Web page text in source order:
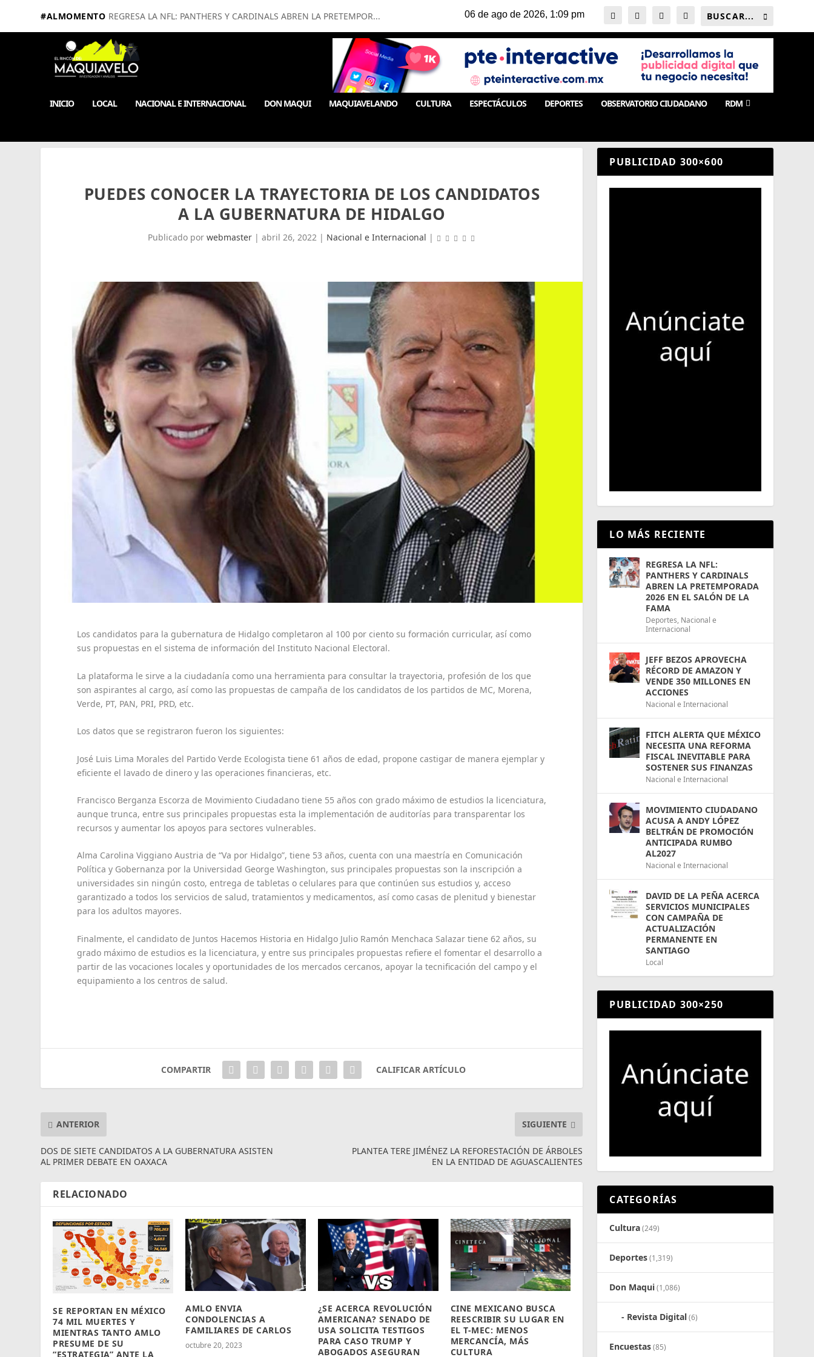
#ALMOMENTO REGRESA LA NFL: PANTHERS Y CARDINALS ABREN LA PRETEMPOR...
INICIO LOCAL NACIONAL E INTERNACIONAL DON MAQUI MAQUIAVELANDO CULTURA ESPECTÁCULOS DEPORTES OBSERVATORIO CIUDADANO RDM
PUEDES CONOCER LA TRAYECTORIA DE LOS CANDIDATOS
A LA GUBERNATURA DE HIDALGO
Publicado por webmaster| abril 26, 2022| Nacional e Internacional |
Los candidatos para la gubernatura de Hidalgo completaron al 100 por ciento su formación curricular, así como
sus propuestas en el sistema de información del Instituto Nacional Electoral.
La plataforma le sirve a la ciudadanía como una herramienta para consultar la trayectoria, profesión de los que
son aspirantes al cargo, así como las propuestas de campaña de los candidatos de los partidos de MC, Morena,
Verde, PT, PAN, PRI, PRD, etc.
Los datos que se registraron fueron los siguientes:
José Luis Lima Morales del Partido Verde Ecologista tiene 61 años de edad, propone castigar de manera ejemplar y
eficiente el lavado de dinero y las operaciones financieras, etc.
Francisco Berganza Escorza de Movimiento Ciudadano tiene 55 años con grado máximo de estudios la licenciatura,
aunque trunca, entre sus principales propuestas esta la implementación de auditorías para transparentar los
recursos y aumentar los apoyos para sectores vulnerables.
Alma Carolina Viggiano Austria de “Va por Hidalgo”, tiene 53 años, cuenta con una maestría en Comunicación
Política y Gobernanza por la Universidad George Washington, sus principales propuestas son la inscripción a
universidades sin ningún costo, entrega de tabletas o celulares para que continúen sus estudios y, acceso
garantizado a todos los servicios de salud, tratamientos y medicamentos, así como casas de plenitud y bienestar
para los adultos mayores.
Finalmente, el candidato de Juntos Hacemos Historia en Hidalgo Julio Ramón Menchaca Salazar tiene 62 años, su
grado máximo de estudios es la licenciatura, y entre sus principales propuestas refiere el fomentar el desarrollo a
partir de las vocaciones locales y oportunidades de los mercados cercanos, apoyar la tecnificación del campo y el
equipamiento a los centros de salud.
COMPARTIR CALIFICAR ARTÍCULO
ANTERIOR
DOS DE SIETE CANDIDATOS A LA GUBERNATURA ASISTEN
AL PRIMER DEBATE EN OAXACA
SIGUIENTE
PLANTEA TERE JIMÉNEZ LA REFORESTACIÓN DE ÁRBOLES
EN LA ENTIDAD DE AGUASCALIENTES
RELACIONADO
SE REPORTAN EN MÉXICO
74 MIL MUERTES Y
MIENTRAS TANTO AMLO
PRESUME DE SU
“ESTRATEGIA” ANTE LA
AMLO ENVIA
CONDOLENCIAS A
FAMILIARES DE CARLOS
octubre 20, 2023
¿SE ACERCA REVOLUCIÓN
AMERICANA? SENADO DE
USA SOLICITA TESTIGOS
PARA CASO TRUMP Y
ABOGADOS ASEGURAN
CINE MEXICANO BUSCA
REESCRIBIR SU LUGAR EN
EL T-MEC: MENOS
MERCANCÍA, MÁS
CULTURA
PUBLICIDAD 300×600
LO MÁS RECIENTE
REGRESA LA NFL:
PANTHERS Y CARDINALS
ABREN LA PRETEMPORADA
2026 EN EL SALÓN DE LA
FAMA
Deportes, Nacional e
Internacional
JEFF BEZOS APROVECHA
RÉCORD DE AMAZON Y
VENDE 350 MILLONES EN
ACCIONES
Nacional e Internacional
FITCH ALERTA QUE MÉXICO
NECESITA UNA REFORMA
FISCAL INEVITABLE PARA
SOSTENER SUS FINANZAS
Nacional e Internacional
MOVIMIENTO CIUDADANO
ACUSA A ANDY LÓPEZ
BELTRÁN DE PROMOCIÓN
ANTICIPADA RUMBO
AL2027
Nacional e Internacional
DAVID DE LA PEÑA ACERCA
SERVICIOS MUNICIPALES
CON CAMPAÑA DE
ACTUALIZACIÓN
PERMANENTE EN
SANTIAGO
Local
PUBLICIDAD 300×250
CATEGORÍAS
Cultura(249)
Deportes(1,319)
Don Maqui(1,086)
Revista Digital(6)
Encuestas(85)